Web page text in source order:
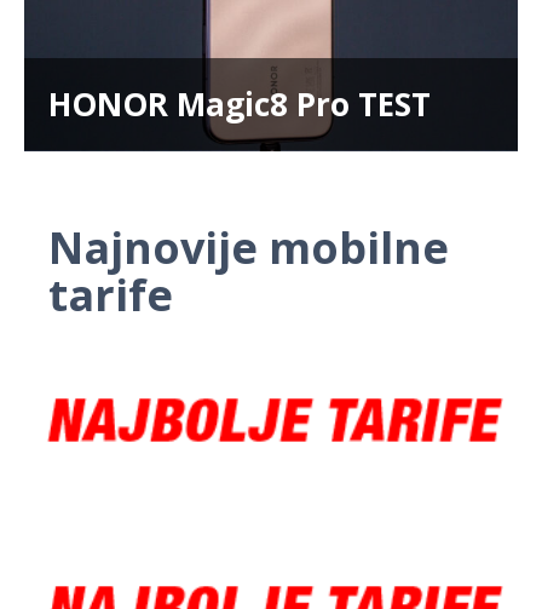
HONOR Magic8 Pro TEST
Najnovije mobilne
tarife